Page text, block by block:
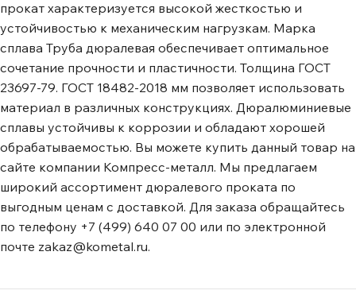
прокат характеризуется высокой жесткостью и
устойчивостью к механическим нагрузкам. Марка
сплава Труба дюралевая обеспечивает оптимальное
сочетание прочности и пластичности. Толщина ГОСТ
23697-79. ГОСТ 18482-2018 мм позволяет использовать
материал в различных конструкциях. Дюралюминиевые
сплавы устойчивы к коррозии и обладают хорошей
обрабатываемостью. Вы можете купить данный товар на
сайте компании Компресс-металл. Мы предлагаем
широкий ассортимент дюралевого проката по
выгодным ценам с доставкой. Для заказа обращайтесь
по телефону +7 (499) 640 07 00 или по электронной
почте zakaz@kometal.ru.